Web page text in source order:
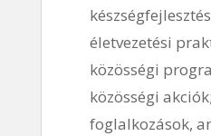
életvezetési
közösségi
közösségi
foglalkozások,